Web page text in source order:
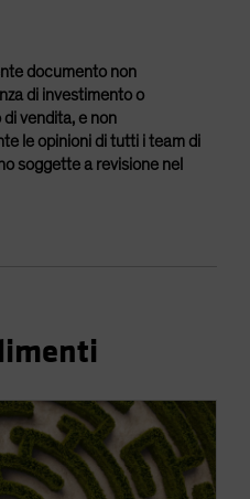
documento non
di investimento o
vendita, e non
le opinioni di tutti i team di
soggette a revisione nel